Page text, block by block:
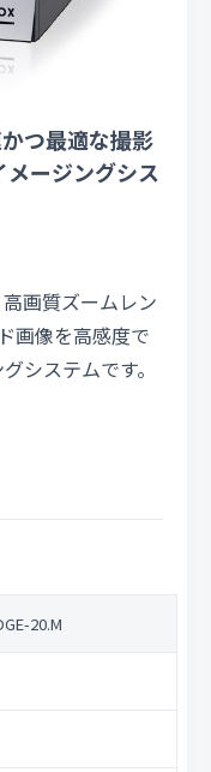
つ最適な撮影
ージングシス
画質ズームレン
画像を高感度で
システムです。
20.M